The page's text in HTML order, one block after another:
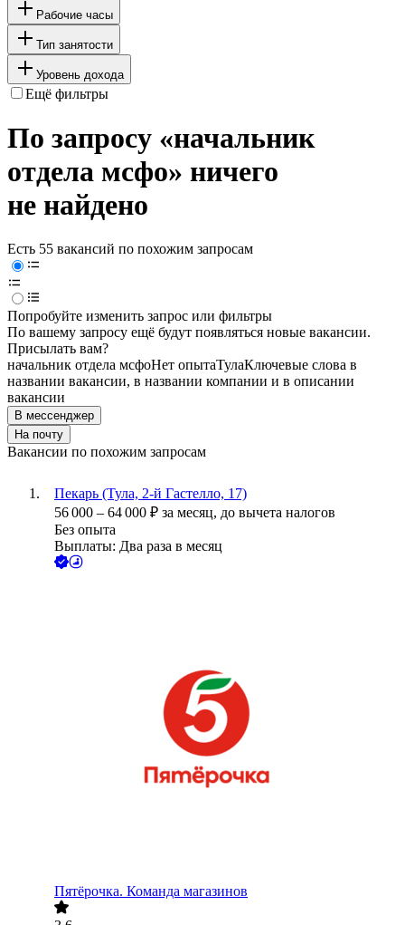
Рабочие часы
Тип занятости
Уровень дохода
Ещё фильтры
По запросу «начальник
отдела мсфо» ничего
не найдено
Есть 55 вакансий по похожим запросам
Попробуйте изменить запрос или фильтры
По вашему запросу ещё будут появляться новые вакансии.
Присылать вам?
начальник отдела мсфоНет опытаТулаКлючевые слова в
названии вакансии, в названии компании и в описании
вакансии
В мессенджер
На почту
Вакансии по похожим запросам
Пекарь (Тула, 2-й Гастелло, 17)
56 000 – 64 000 ₽ за месяц, до вычета налогов
Без опыта
Выплаты: Два раза в месяц
Пятёрочка. Команда магазинов